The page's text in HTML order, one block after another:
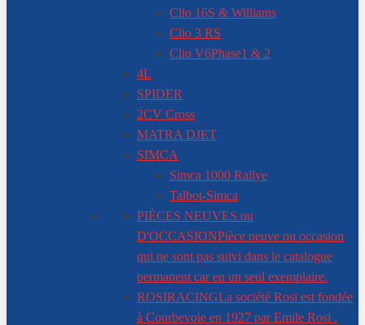
Clio 16S & Williams
Clio 3 RS
Clio V6Phase1 & 2
4L
SPIDER
2CV Cross
MATRA DJET
SIMCA
Simca 1000 Rallye
Talbot-Simca
PIÈCES NEUVES ou
D'OCCASIONPièce neuve ou occasion
qui ne sont pas suivi dans le catalogue
permanent car en un seul exemplaire.
ROSIRACINGLa société Rosi est fondée
à Courbevoie en 1927 par Emile Rosi .